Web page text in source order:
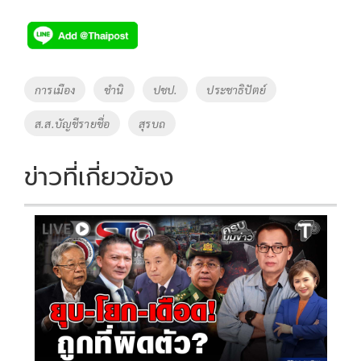
e
b
o
o
k
tt
er
p
y
Li
Tags
การเมือง ชำนิ ปชป. ประชาธิปัตย์
ส.ส.บัญชีรายชื่อ สุรบถ
ข่าวที่เกี่ยวข้อง